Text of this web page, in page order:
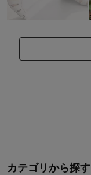
カテゴリから探す